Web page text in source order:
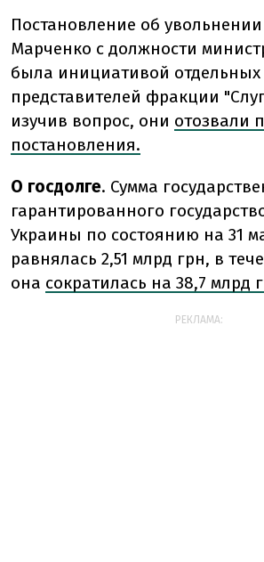
Постановление об увольнении
Марченко с должности
была инициативой отдельных
представителей фракции
изучив вопрос, они отозвали
постановления.
О госдолге. Сумма
гарантированного
Украины по состоянию на 31
равнялась 2,51 млрд грн, в
она сократилась на 38,7 млрд
РЕКЛАМА: